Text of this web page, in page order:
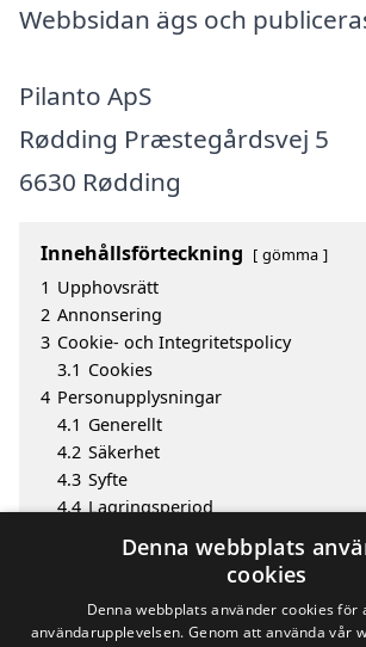
Webbsidan ägs och
Pilanto ApS
Rødding Præstegårdsvej 5
6630 Rødding
Innehållsförteckning gömma
1 Upphovsrätt
2 Annonsering
3 Cookie- och Integritetspolicy
3.1 Cookies
4 Personupplysningar
4.1 Generellt
4.2 Säkerhet
4.3 Syfte
4.4 Lagringsperiod
Offentliggörande av information
Invändningar och klagomål
Denna webbplats
cookies
Denna webbplats använder cookies för
användarupplevelsen. Genom att använda vår